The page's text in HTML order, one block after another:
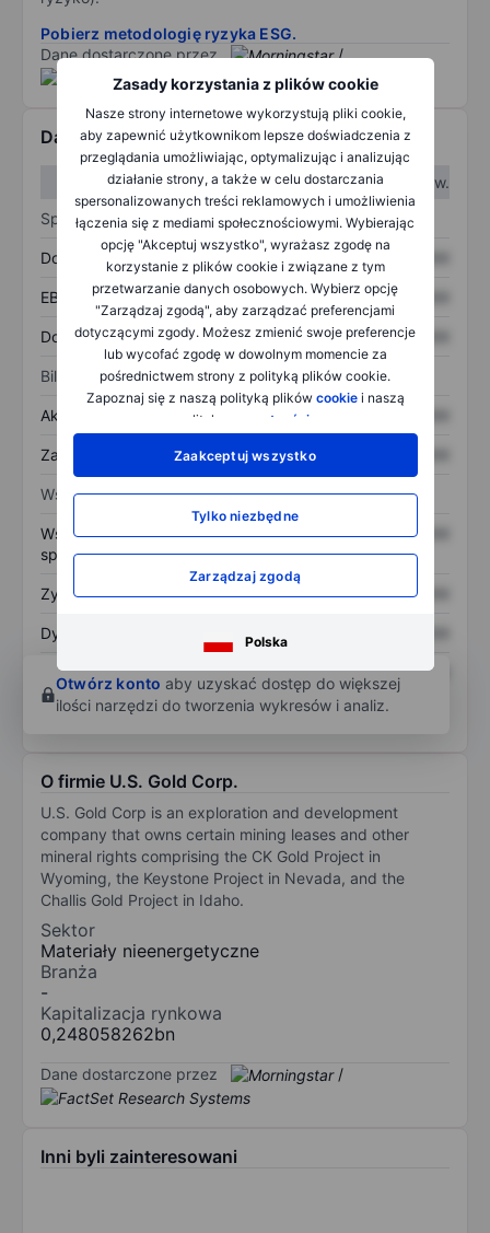
Zasady korzystania z plików cookie
Nasze strony internetowe wykorzystują pliki cookie,
aby zapewnić użytkownikom lepsze doświadczenia z
przeglądania umożliwiając, optymalizując i analizując
działanie strony, a także w celu dostarczania
spersonalizowanych treści reklamowych i umożliwienia
łączenia się z mediami społecznościowymi. Wybierając
opcję "Akceptuj wszystko", wyrażasz zgodę na
korzystanie z plików cookie i związane z tym
przetwarzanie danych osobowych. Wybierz opcję
"Zarządzaj zgodą", aby zarządzać preferencjami
dotyczącymi zgody. Możesz zmienić swoje preferencje
lub wycofać zgodę w dowolnym momencie za
pośrednictwem strony z polityką plików cookie.
Zapoznaj się z naszą polityką plików cookiei naszą
polityką
prywatności
Zaakceptuj wszystko
Tylko niezbędne
Zarządzaj zgodą
Polska
Pobierz metodologię ryzyka ESG.
Dane dostarczone przez
/
Dane finansowe
W I kw.
W II kw.
Sprawozdanie z zysków
Dochód XXXXXXX
EBITDA XXXXXXX XXXXXXX
Dochód netto XXXXXXX XXXXXXX
Bilans
Aktywa ogółem XXXXXXX
Zadłużenie ogółem XXXXXXX
Wskaźniki
Współczynnik cena do
sprzedaży
XXXXXXX XXXXXXX
Zysk na akcję XXXXXXX XXXXXXX
Dywidenda na akcję XXXXXXX
Zwrot z kapitału
własnego
XXXXXXX XXXXXXX
Otwórz konto aby uzyskać dostęp do większej
ilości narzędzi do tworzenia wykresów i analiz.
O firmie U.S. Gold Corp.
U.S. Gold Corp is an exploration and development
company that owns certain mining leases and other
mineral rights comprising the CK Gold Project in
Wyoming, the Keystone Project in Nevada, and the
Challis Gold Project in Idaho.
Sektor
Materiały nieenergetyczne
Branża
-
Kapitalizacja rynkowa
0,248058262bn
Dane dostarczone przez /
Inni byli zainteresowani